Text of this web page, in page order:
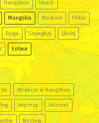
Hangzhou Irkuck
Mongolia Moskwa Pekin
Ryga Szanghaj Ulcinj
Łotwa
Atrakcje w Hangzhou
Imprezy Internet
Noclegi